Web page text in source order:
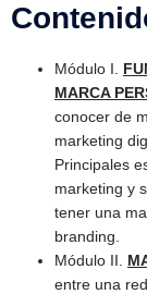
Módulo I.
MARCA
conocer de
marketing
Principales
marketing y
tener una
branding.
Módulo II.
entre una